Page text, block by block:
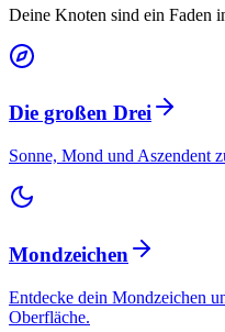
Deine Knoten sind ein Faden
Die großen Drei
Sonne, Mond und Aszendent
Mondzeichen
Entdecke dein Mondzeichen
Oberfläche.